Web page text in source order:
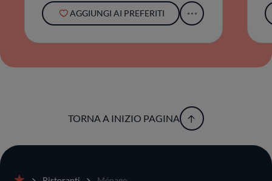
AGGIUNGI AI PREFERITI
TORNA A INIZIO PAGINA